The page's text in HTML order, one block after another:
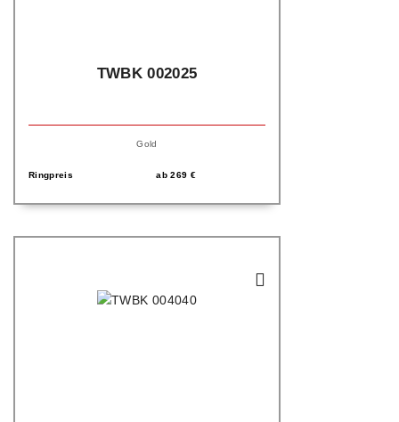
TWBK 002025
Gold
Ringpreis ab269 €